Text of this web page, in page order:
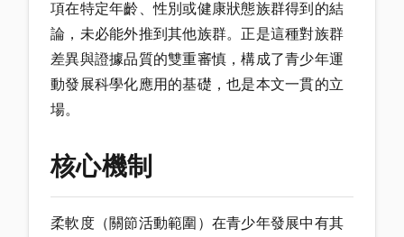
項在特定年齡、性別或健康狀態族群得到的結
論，未必能外推到其他族群。正是這種對族群
差異與證據品質的雙重審慎，構成了青少年運
動發展科學化應用的基礎，也是本文一貫的立
場。
核心機制
柔軟度（關節活動範圍）在青少年發展中有其